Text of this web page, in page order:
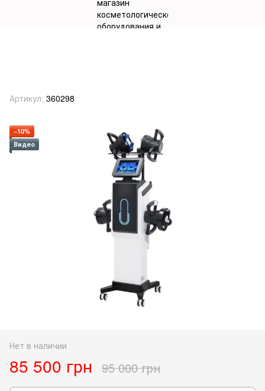
Артикул: 360298
−10%
Видео
Нет в наличии
85 500 грн 95 000 грн